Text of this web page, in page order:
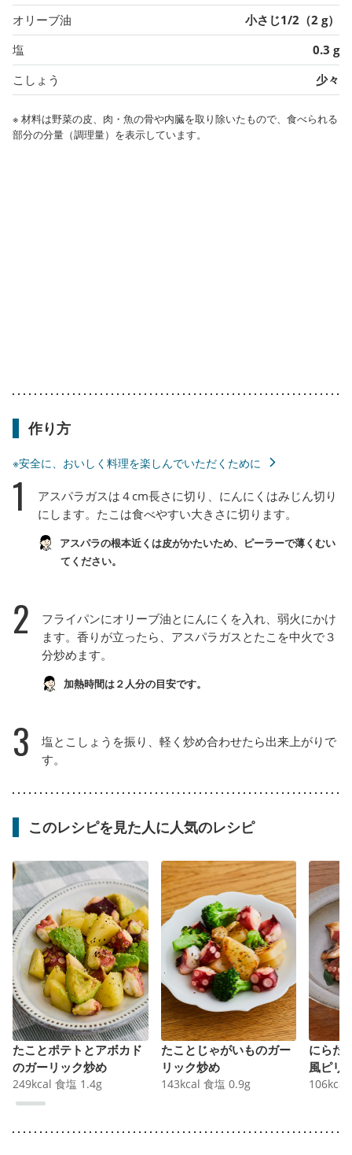
オリーブ油
小さじ1/2（2 g）
塩
0.3 g
こしょう
少々
※ 材料は野菜の皮、肉・魚の骨や内臓を取り除いたもので、食べられる
部分の分量（調理量）を表示しています。
作り方
※安全に、おいしく料理を楽しんでいただくために
1
アスパラガスは４cm長さに切り、にんにくはみじん切り
にします。たこは食べやすい大きさに切ります。
アスパラの根本近くは皮がかたいため、ピーラーで薄くむい
てください。
2
フライパンにオリーブ油とにんにくを入れ、弱火にかけ
ます。香りが立ったら、アスパラガスとたこを中火で３
分炒めます。
加熱時間は２人分の目安です。
3
塩とこしょうを振り、軽く炒め合わせたら出来上がりで
す。
このレシピを見た人に人気のレシピ
たことポテトとアボカド
のガーリック炒め
249kcal 食塩 1.4g
たことじゃがいものガー
リック炒め
143kcal 食塩 0.9g
にらた
風ピリ
106kcal